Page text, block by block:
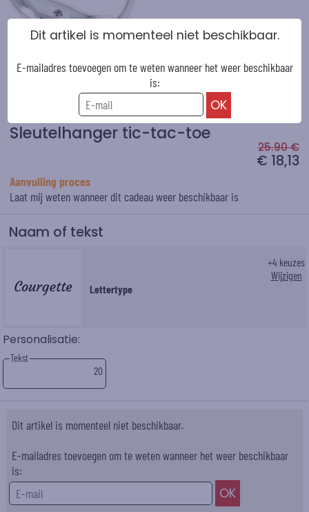
Sleutelhanger tic-tac-toe
25.90 €
€ 18,13
Aanvulling proces
Laat mij weten wanneer dit cadeau weer beschikbaar is
Naam of tekst
Lettertype
+4 keuzes
Wijzigen
Personalisatie:
Tekst
20
Dit artikel is momenteel niet beschikbaar.
E-mailadres toevoegen om te weten wanneer het weer beschikbaar
is:
Dit artikel is momenteel niet beschikbaar.
E-mailadres toevoegen om te weten wanneer het weer beschikbaar
is: